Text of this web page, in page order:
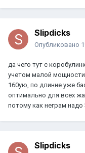
Slipdicks
Опубликовано
да чего тут с
учетом малой
160ую, по длинне уже
оптимально для всех
потому как неграм надо
Slipdicks